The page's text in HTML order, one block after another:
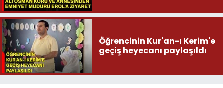
Öğrencinin Kur'an-ı Kerim'e
geçiş heyecanı paylaşıldı